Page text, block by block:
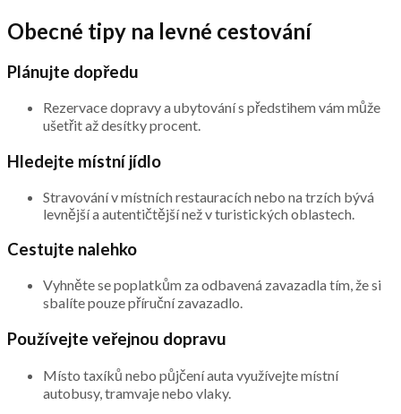
Obecné tipy na levné cestování
Plánujte dopředu
Rezervace dopravy a ubytování s předstihem vám může
ušetřit až desítky procent.
Hledejte místní jídlo
Stravování v místních restauracích nebo na trzích bývá
levnější a autentičtější než v turistických oblastech.
Cestujte nalehko
Vyhněte se poplatkům za odbavená zavazadla tím, že si
sbalíte pouze příruční zavazadlo.
Používejte veřejnou dopravu
Místo taxíků nebo půjčení auta využívejte místní
autobusy, tramvaje nebo vlaky.